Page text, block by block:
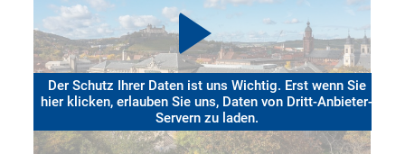
Der Schutz Ihrer Daten ist uns Wichtig. Erst wenn Sie
hier klicken, erlauben Sie uns, Daten von Dritt-Anbieter-
Servern zu laden.